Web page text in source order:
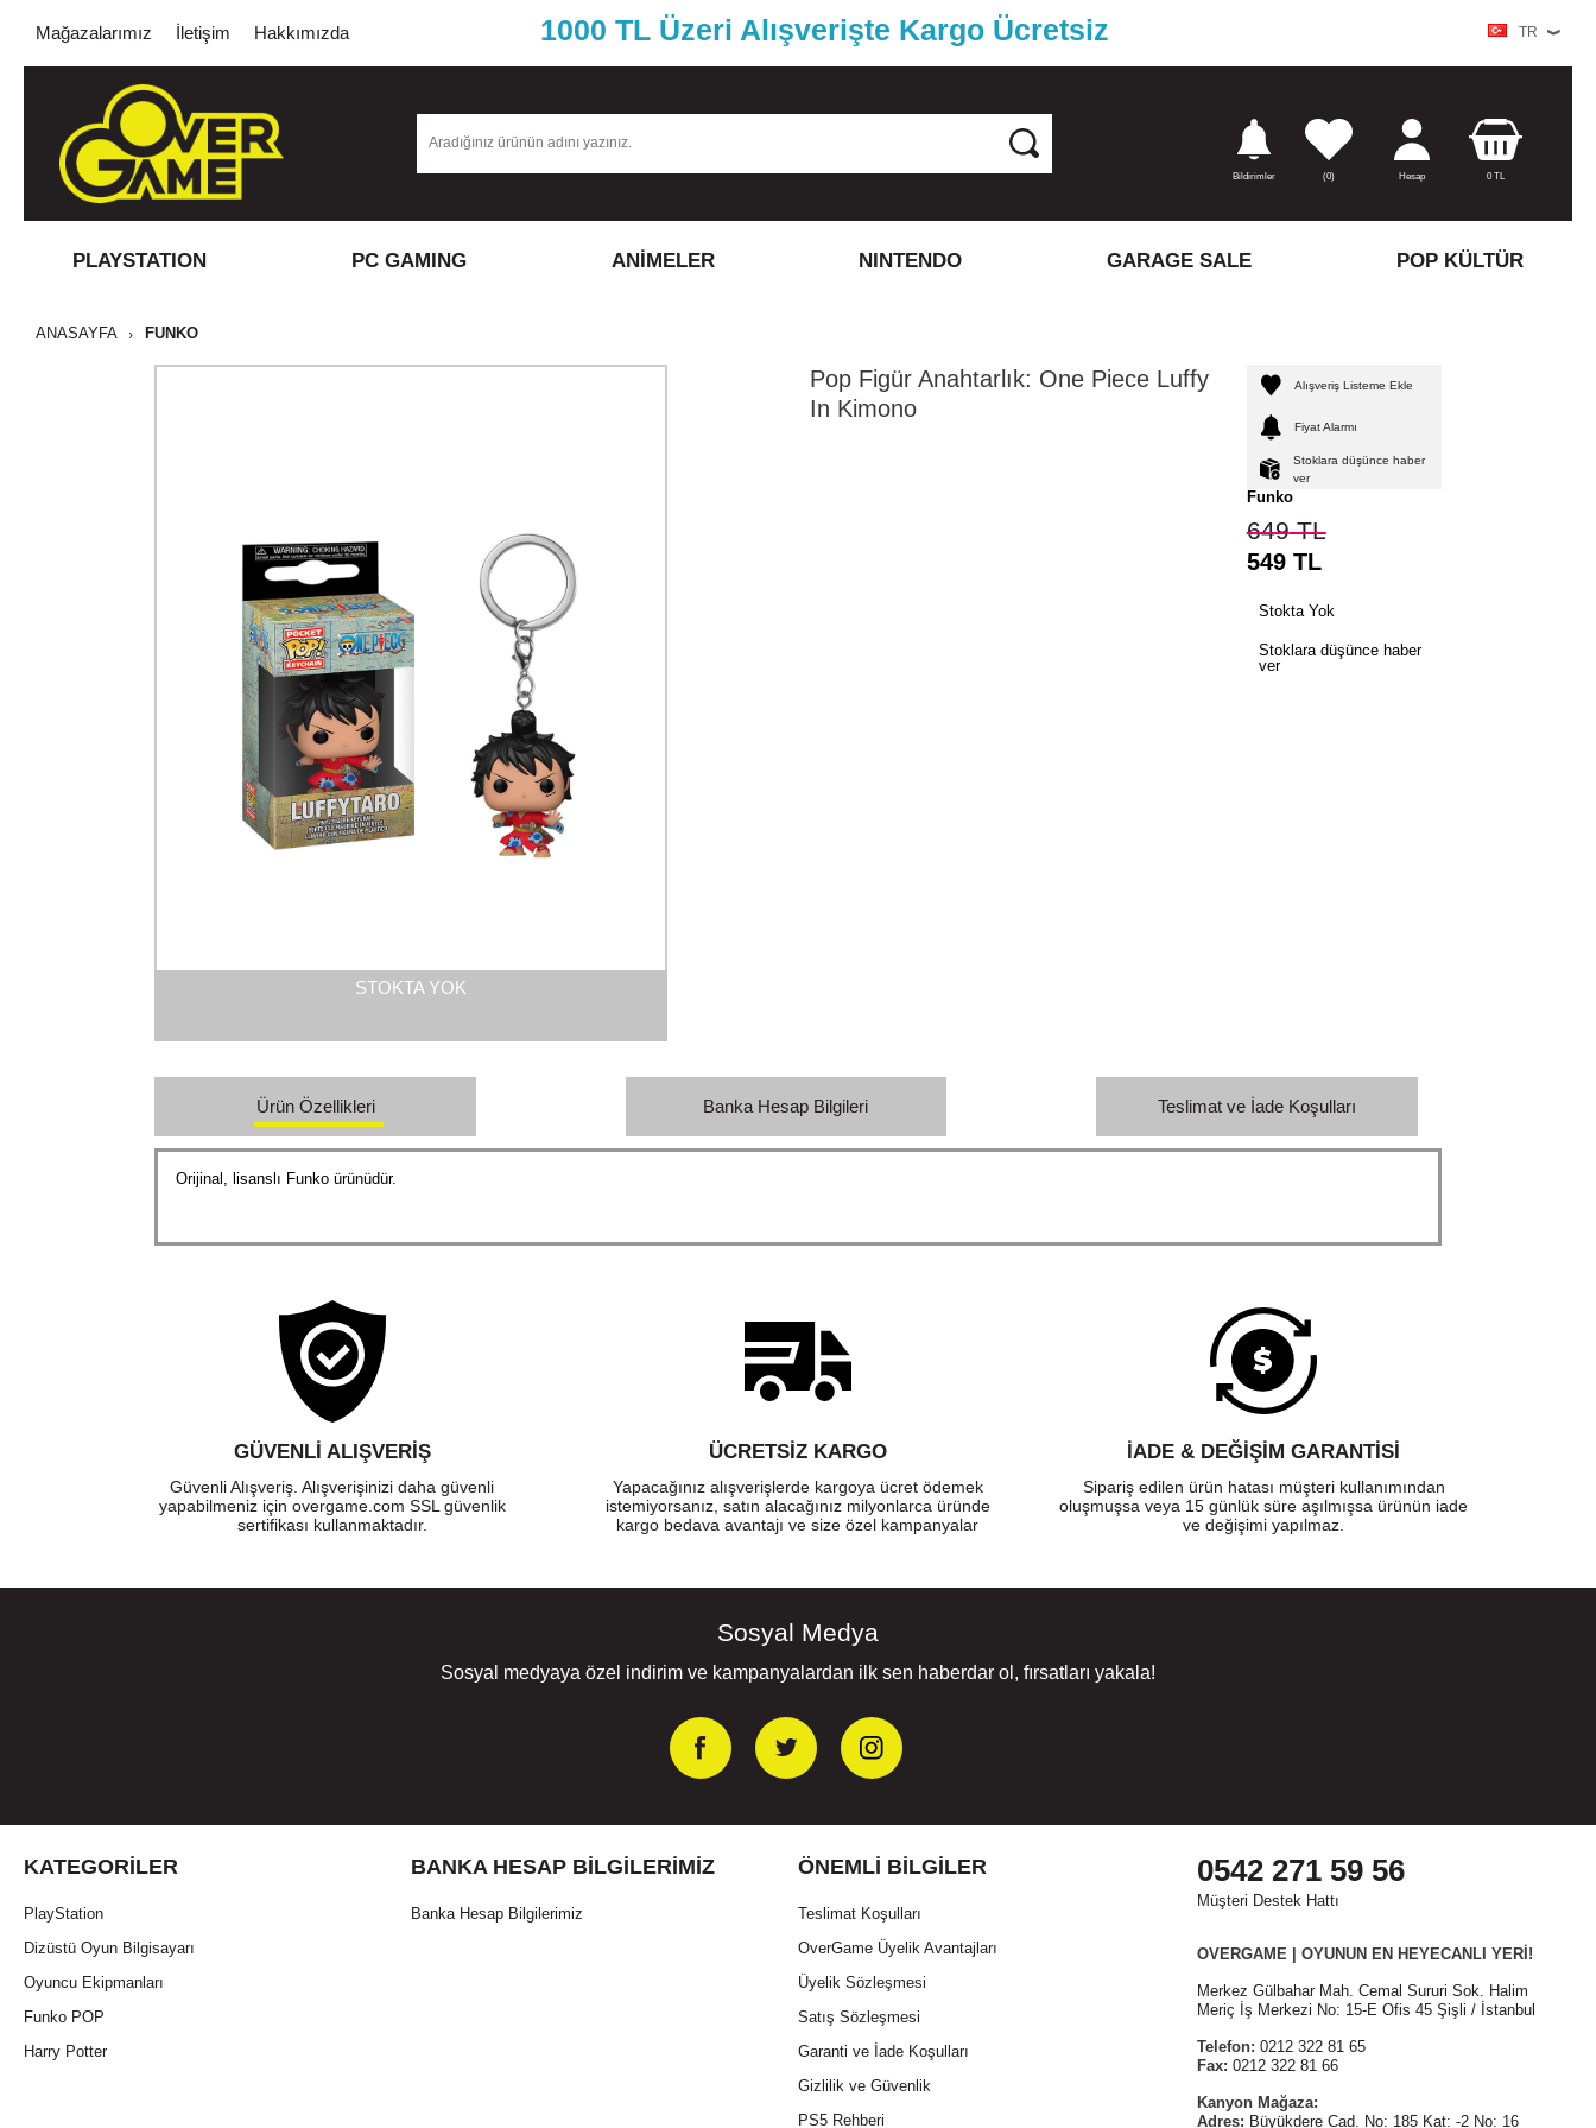
Mağazalarımız İletişim Hakkımızda 1000 TL Üzeri Alışverişte Kargo Ücretsiz TR
Bildirimler (0) Hesap 0TL
PLAYSTATION PC GAMING ANİMELER NINTENDO GARAGE SALE POP KÜLTÜR
ANASAYFA FUNKO
STOKTA YOK
Pop Figür Anahtarlık: One Piece Luffy
In Kimono
Alışveriş Listeme Ekle
Fiyat Alarmı
Stoklara düşünce haber
ver
Funko
649TL
549TL
Stokta Yok
Stoklara düşünce haber
ver
Ürün Özellikleri Banka Hesap Bilgileri Teslimat ve İade Koşulları
Orijinal, lisanslı Funko ürünüdür.
GÜVENLI ALIŞVERIŞ
Güvenli Alışveriş. Alışverişinizi daha güvenli
yapabilmeniz için overgame.com SSL güvenlik
sertifikası kullanmaktadır.
ÜCRETSIZ KARGO
Yapacağınız alışverişlerde kargoya ücret ödemek
istemiyorsanız, satın alacağınız milyonlarca üründe
kargo bedava avantajı ve size özel kampanyalar
İADE & DEĞİŞİM GARANTİSİ
Sipariş edilen ürün hatası müşteri kullanımından
oluşmuşsa veya 15 günlük süre aşılmışsa ürünün iade
ve değişimi yapılmaz.
Sosyal Medya
Sosyal medyaya özel indirim ve kampanyalardan ilk sen haberdar ol, fırsatları yakala!
KATEGORILER
PlayStation
Dizüstü Oyun Bilgisayarı
Oyuncu Ekipmanları
Funko POP
Harry Potter
BANKA HESAP BILGILERIMIZ
Banka Hesap Bilgilerimiz
ÖNEMLI BILGILER
Teslimat Koşulları
OverGame Üyelik Avantajları
Üyelik Sözleşmesi
Satış Sözleşmesi
Garanti ve İade Koşulları
Gizlilik ve Güvenlik
PS5 Rehberi
0542 271 59 56
Müşteri Destek Hattı
OVERGAME | OYUNUN EN HEYECANLI YERİ!
Merkez Gülbahar Mah. Cemal Sururi Sok. Halim
Meriç İş Merkezi No: 15-E Ofis 45 Şişli / İstanbul
Telefon: 0212 322 81 65
Fax: 0212 322 81 66
Kanyon Mağaza:
Adres: Büyükdere Cad. No: 185 Kat: -2 No: 16